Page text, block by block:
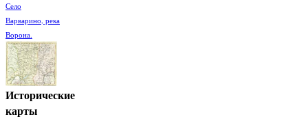
Село
Варварино, река
Ворона.
Исторические
карты